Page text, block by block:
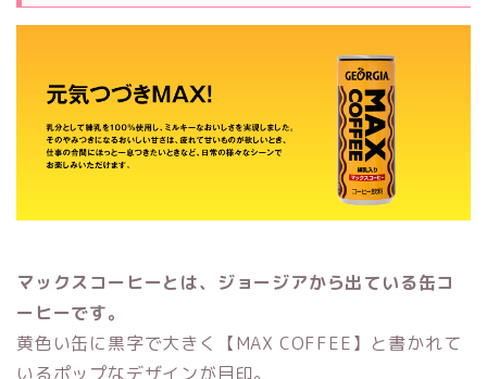
マックスコーヒーとは、ジョージアから出ている缶コ
ーヒーです。
黄色い缶に黒字で大きく【MAX COFFEE】と書かれて
いるポップなデザインが目印。